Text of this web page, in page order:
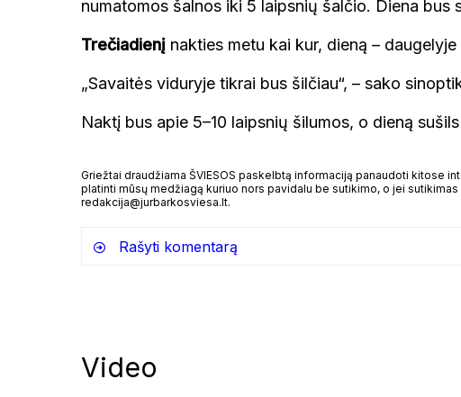
numatomos šalnos iki 5 laipsnių šalčio. Diena bus
Trečiadienį nakties metu kai kur, dieną –
„Savaitės viduryje tikrai bus šilčiau“, – sako
Naktį bus apie 5–10 laipsnių šilumos, o dieną
Griežtai draudžiama ŠVIESOS paskelbtą informaciją panaudoti kitose
platinti mūsų medžiagą kuriuo nors pavidalu be sutikimo, o jei
redakcija@jurbarkosviesa.lt.
Rašyti komentarą
Video